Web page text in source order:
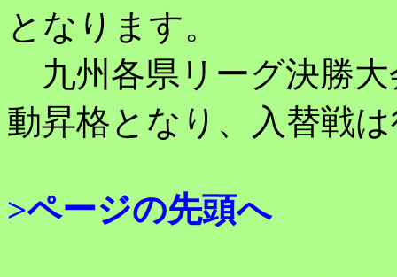
となります。
九州各県リーグ決勝大
動昇格となり、入替戦
>ページの先頭へ